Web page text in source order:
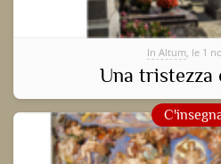
In Altum, le 1
Una tristezza